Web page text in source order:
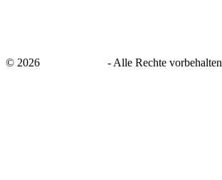
© 2026 - Alle Rechte vorbehalten